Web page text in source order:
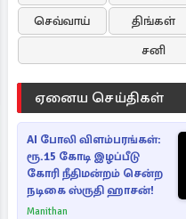
செவ்வாய்
திங்கள்
சனி
ஏனைய செய்திகள்
AI போலி விளம்பரங்கள்:
ரூ.15 கோடி இழப்பீடு
கோரி நீதிமன்றம் சென்ற
நடிகை ஸ்ருதி ஹாசன்!
Manithan